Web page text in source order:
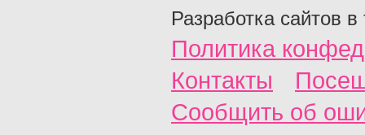
Разработка сайтов в
Политика
Контакты
Сообщить об